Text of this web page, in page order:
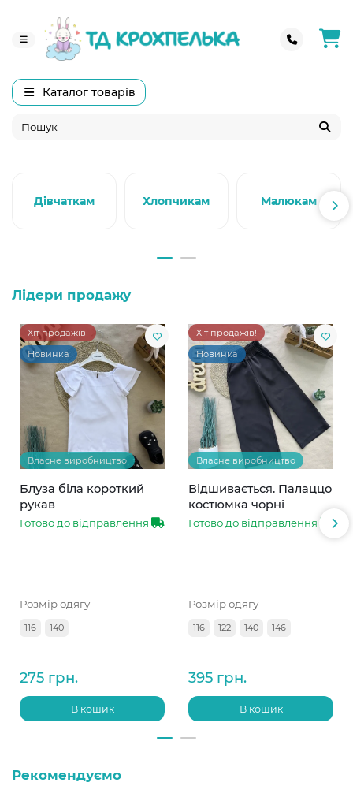
Каталог товарів
Дівчаткам Хлопчикам Малюкам
Лідери продажу
Хіт продажів!
Новинка
Власне виробництво
Блуза біла короткий
рукав
Готово до відправлення
Розмір одягу
116 140
275 грн.
В кошик
Хіт продажів!
Новинка
Власне виробництво
Відшивається. Палаццо
костюмка чорні
Готово до відправлення
Розмір одягу
116 122 140 146
395 грн.
В кошик
Рекомендуємо